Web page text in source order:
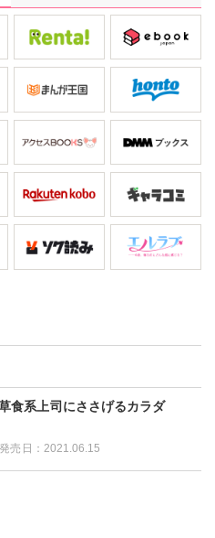
る体に冷たい指輪』を収録して
い。
食系上司にささげるカラダ
発売日： 2021.06.15